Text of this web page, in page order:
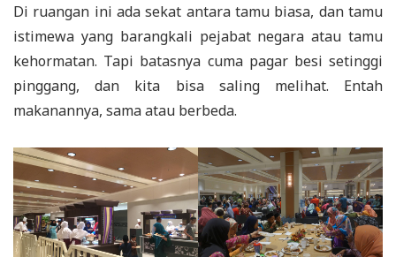
Di ruangan ini ada sekat antara tamu biasa, dan tamu
istimewa yang barangkali pejabat negara atau tamu
kehormatan. Tapi batasnya cuma pagar besi setinggi
pinggang, dan kita bisa saling melihat. Entah
makanannya, sama atau berbeda.